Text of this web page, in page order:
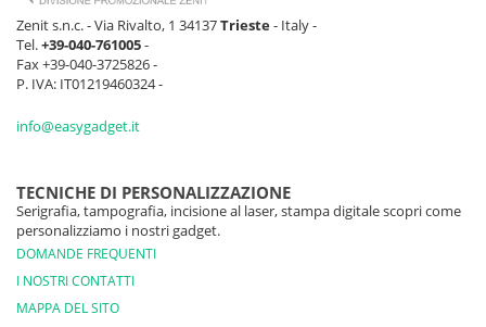
Zenit s.n.c. - Via Rivalto, 1 34137Trieste- Italy -
Tel.+39-040-761005-
Fax +39-040-3725826 -
P. IVA: IT01219460324 -
info@easygadget.it
TECNICHE DI PERSONALIZZAZIONE
Serigrafia, tampografia, incisione al laser, stampa digitale scopri come
personalizziamo i nostri gadget.
DOMANDE FREQUENTI
I NOSTRI CONTATTI
MAPPA DEL SITO